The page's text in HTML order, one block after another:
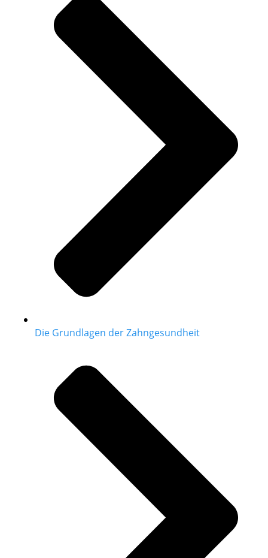
Die Grundlagen der Zahngesundheit